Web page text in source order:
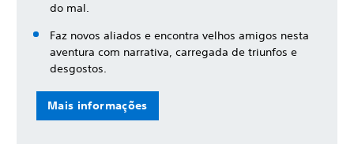
do mal.
Faz novos aliados e encontra velhos amigos nesta
aventura com narrativa, carregada de triunfos e
desgostos.
Mais informações